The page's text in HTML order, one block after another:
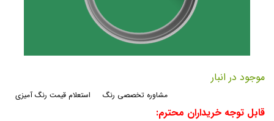
ابتدای
گالری
موجود در انبار
استعلام قیمت رنگ آمیزی مشاوره تخصصی رنگ
قابل توجه خریداران محترم: